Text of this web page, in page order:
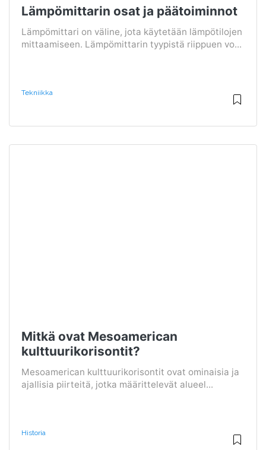
Lämpömittarin osat ja päätoiminnot
Lämpömittari on väline, jota käytetään lämpötilojen
mittaamiseen. Lämpömittarin tyypistä riippuen vo...
Tekniikka
Mitkä ovat Mesoamerican
kulttuurikorisontit?
Mesoamerican kulttuurikorisontit ovat ominaisia ​​ja
ajallisia piirteitä, jotka määrittelevät alueel...
Historia